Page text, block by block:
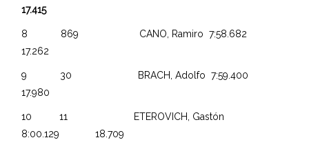
17.415
8 869 CANO, Ramiro 7:58.682
17.262
9 30 BRACH, Adolfo 7:59.400
17.980
10 11 ETEROVICH, Gastón
8:00.129 18.709